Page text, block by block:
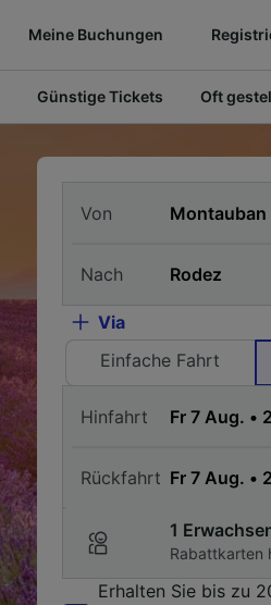
Meine Buchungen
Günstige Tickets Oft
Von
Nach
Via
Einfache Fahrt
Hinfahrt
Rückfahrt
1
Rabattkarten
Erhalten Sie bis zu